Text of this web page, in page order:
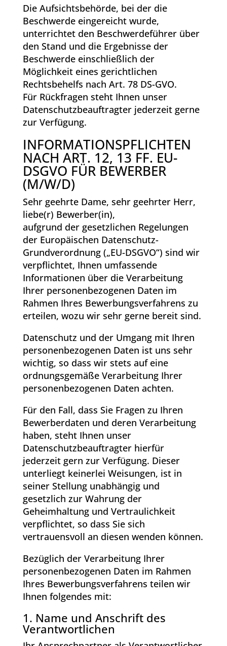
Die Aufsichtsbehörde, bei der die
Beschwerde eingereicht wurde,
unterrichtet den Beschwerdeführer über
den Stand und die Ergebnisse der
Beschwerde einschließlich der
Möglichkeit eines gerichtlichen
Rechtsbehelfs nach Art. 78 DS-GVO.
Für Rückfragen steht Ihnen unser
Datenschutzbeauftragter jederzeit gerne
zur Verfügung.
INFORMATIONSPFLICHTEN
NACH ART. 12, 13 FF. EU-
DSGVO FÜR BEWERBER
(M/W/D)
Sehr geehrte Dame, sehr geehrter Herr,
liebe(r) Bewerber(in),
aufgrund der gesetzlichen Regelungen
der Europäischen Datenschutz-
Grundverordnung („EU-DSGVO“) sind wir
verpflichtet, Ihnen umfassende
Informationen über die Verarbeitung
Ihrer personenbezogenen Daten im
Rahmen Ihres Bewerbungsverfahrens zu
erteilen, wozu wir sehr gerne bereit sind.
Datenschutz und der Umgang mit Ihren
personenbezogenen Daten ist uns sehr
wichtig, so dass wir stets auf eine
ordnungsgemäße Verarbeitung Ihrer
personenbezogenen Daten achten.
Für den Fall, dass Sie Fragen zu Ihren
Bewerberdaten und deren Verarbeitung
haben, steht Ihnen unser
Datenschutzbeauftragter hierfür
jederzeit gern zur Verfügung. Dieser
unterliegt keinerlei Weisungen, ist in
seiner Stellung unabhängig und
gesetzlich zur Wahrung der
Geheimhaltung und Vertraulichkeit
verpflichtet, so dass Sie sich
vertrauensvoll an diesen wenden können.
Bezüglich der Verarbeitung Ihrer
personenbezogenen Daten im Rahmen
Ihres Bewerbungsverfahrens teilen wir
Ihnen folgendes mit:
1. Name und Anschrift des
Verantwortlichen